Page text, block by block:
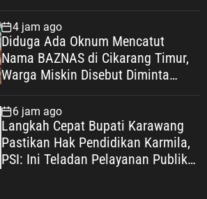
Kesejahteraan
4 jam ago
Diduga Ada Oknum Mencatut
Nama BAZNAS di Cikarang Timur,
Warga Miskin Disebut Diminta
Operasional
6 jam ago
Langkah Cepat Bupati Karawang
Pastikan Hak Pendidikan Karmila,
PSI: Ini Teladan Pelayanan Publik